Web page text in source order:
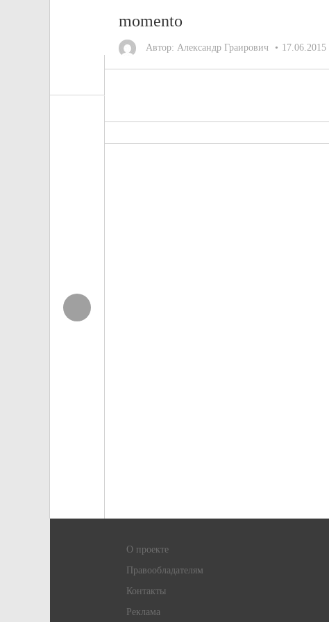
momento
Автор: Александр Граирович 17.06.2015
О проекте
Правообладателям
Контакты
Реклама